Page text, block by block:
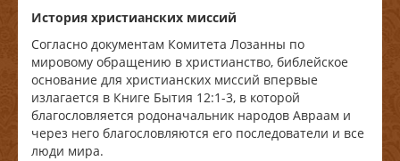
История христианских миссий
Согласно документам Комитета Лозанны по
мировому обращению в христианство, библейское
основание для христианских миссий впервые
излагается в Книге Бытия 12:1-3, в которой
благословляется родоначальник народов Авраам и
через него благословляются его последователи и все
люди мира.